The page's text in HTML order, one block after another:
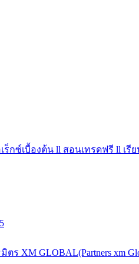
เร็กซ์เบื้องต้น ll สอนเทรดฟรี ll เ
XM GLOBAL(Partners xm